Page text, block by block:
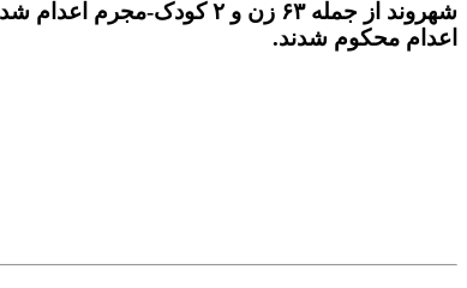
اعدام محکوم شدند.